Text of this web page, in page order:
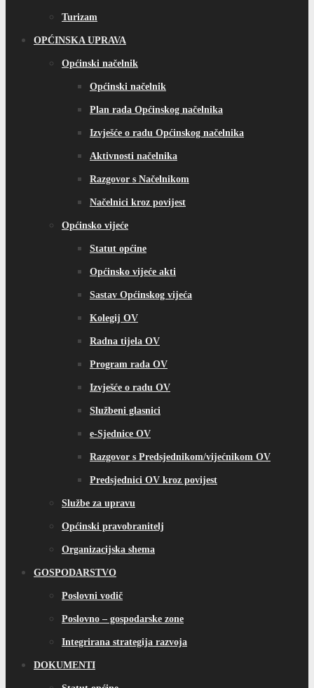
Turizam
OPĆINSKA UPRAVA
Općinski načelnik
Općinski načelnik
Plan rada Općinskog načelnika
Izvješće o radu Općinskog načelnika
Aktivnosti načelnika
Razgovor s Načelnikom
Načelnici kroz povijest
Općinsko vijeće
Statut općine
Općinsko vijeće akti
Sastav Općinskog vijeća
Kolegij OV
Radna tijela OV
Program rada OV
Izvješće o radu OV
Službeni glasnici
e-Sjednice OV
Razgovor s Predsjednikom/vijećnikom OV
Predsjednici OV kroz povijest
Službe za upravu
Općinski pravobranitelj
Organizacijska shema
GOSPODARSTVO
Poslovni vodič
Poslovno – gospodarske zone
Integrirana strategija razvoja
DOKUMENTI